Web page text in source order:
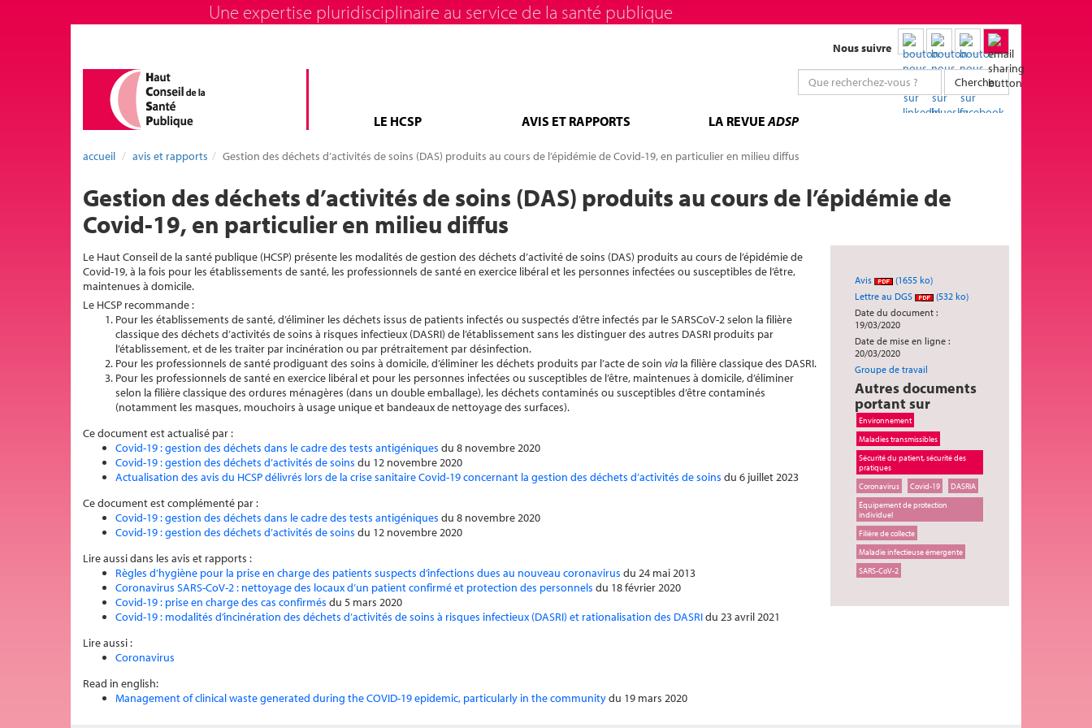
Une expertise pluridisciplinaire au service de la santé publique
Nous suivre
Chercher
LE HCSP AVIS ET RAPPORTS LA REVUEADSP
accueil avis et rapports Gestion des déchets d’activités de soins (DAS) produits au cours de l’épidémie de Covid-19, en particulier en milieu diffus
Gestion des déchets d’activités de soins (DAS) produits au cours de l’épidémie de
Covid-19, en particulier en milieu diffus
Avis
(1655 ko)
Lettre au DGS
(532 ko)
Date du document :
19/03/2020
Date de mise en ligne :
20/03/2020
Groupe de travail
Autres documents
portant sur
Environnement
Maladies transmissibles
Sécurité du patient, sécurité des
pratiques
Coronavirus
Covid-19
DASRIA
Équipement de protection
individuel
Filière de collecte
Maladie infectieuse émergente
SARS-CoV-2
Le Haut Conseil de la santé publique (HCSP) présente les modalités de gestion des déchets d’activité de soins (DAS) produits au cours de l’épidémie de
Covid-19, à la fois pour les établissements de santé, les professionnels de santé en exercice libéral et les personnes infectées ou susceptibles de l’être,
maintenues à domicile.
Le HCSP recommande :
Pour les établissements de santé, d’éliminer les déchets issus de patients infectés ou suspectés d’être infectés par le SARSCoV-2 selon la filière
classique des déchets d’activités de soins à risques infectieux (DASRI) de l’établissement sans les distinguer des autres DASRI produits par
l’établissement, et de les traiter par incinération ou par prétraitement par désinfection.
Pour les professionnels de santé prodiguant des soins à domicile, d’éliminer les déchets produits par l’acte de soin via la filière classique des DASRI.
Pour les professionnels de santé en exercice libéral et pour les personnes infectées ou susceptibles de l’être, maintenues à domicile, d’éliminer
selon la filière classique des ordures ménagères (dans un double emballage), les déchets contaminés ou susceptibles d’être contaminés
(notamment les masques, mouchoirs à usage unique et bandeaux de nettoyage des surfaces).
Ce document est actualisé par :
Covid-19 : gestion des déchets dans le cadre des tests antigéniques du 8 novembre 2020
Covid-19 : gestion des déchets d’activités de soins du 12 novembre 2020
Actualisation des avis du HCSP délivrés lors de la crise sanitaire Covid-19 concernant la gestion des déchets d’activités de soins du 6 juillet 2023
Ce document est complémenté par :
Covid-19 : gestion des déchets dans le cadre des tests antigéniques du 8 novembre 2020
Covid-19 : gestion des déchets d’activités de soins du 12 novembre 2020
Lire aussi dans les avis et rapports :
Règles d’hygiène pour la prise en charge des patients suspects d’infections dues au nouveau coronavirus du 24 mai 2013
Coronavirus SARS-CoV-2 : nettoyage des locaux d’un patient confirmé et protection des personnels du 18 février 2020
Covid-19 : prise en charge des cas confirmés du 5 mars 2020
Covid-19 : modalités d’incinération des déchets d’activités de soins à risques infectieux (DASRI) et rationalisation des DASRIdu 23 avril 2021
Lire aussi :
Coronavirus
Read in english:
Management of clinical waste generated during the COVID-19 epidemic, particularly in the communitydu 19 mars 2020